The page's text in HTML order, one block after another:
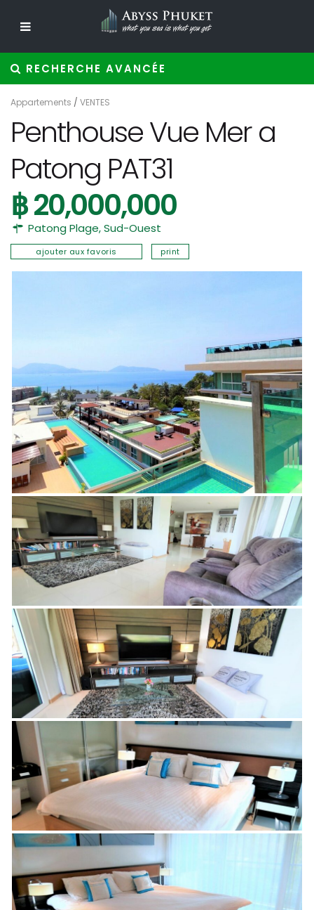
RECHERCHE AVANCÉE
Appartements / VENTES
Penthouse Vue Mer a
Patong PAT31
฿ 20,000,000
Patong Plage,Sud-Ouest
ajouter aux favoris print